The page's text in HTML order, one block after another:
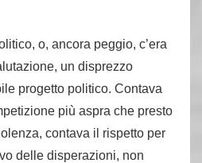
o, ancora peggio, c’era
un disprezzo
progetto politico. Contava
più aspra che presto
contava il rispetto per
delle disperazioni, non